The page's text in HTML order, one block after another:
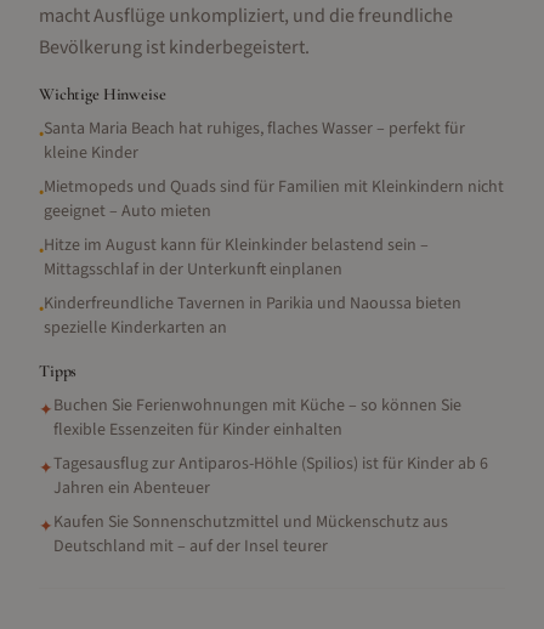
macht Ausflüge unkompliziert, und die freundliche
Bevölkerung ist kinderbegeistert.
Wichtige Hinweise
•Santa Maria Beach hat ruhiges, flaches Wasser – perfekt für
kleine Kinder
•Mietmopeds und Quads sind für Familien mit Kleinkindern nicht
geeignet – Auto mieten
•Hitze im August kann für Kleinkinder belastend sein –
Mittagsschlaf in der Unterkunft einplanen
•Kinderfreundliche Tavernen in Parikia und Naoussa bieten
spezielle Kinderkarten an
Tipps
✦Buchen Sie Ferienwohnungen mit Küche – so können Sie
flexible Essenzeiten für Kinder einhalten
✦Tagesausflug zur Antiparos-Höhle (Spilios) ist für Kinder ab 6
Jahren ein Abenteuer
✦Kaufen Sie Sonnenschutzmittel und Mückenschutz aus
Deutschland mit – auf der Insel teurer